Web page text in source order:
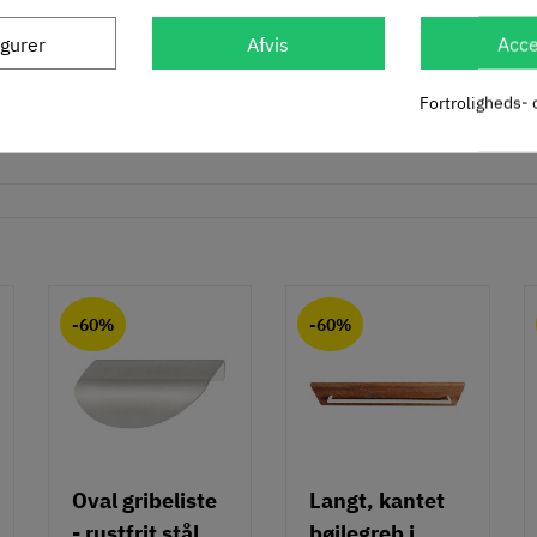
-60%
Oval gribeliste
-60%
Langt, kantet
Afvis
Fortroligheds-